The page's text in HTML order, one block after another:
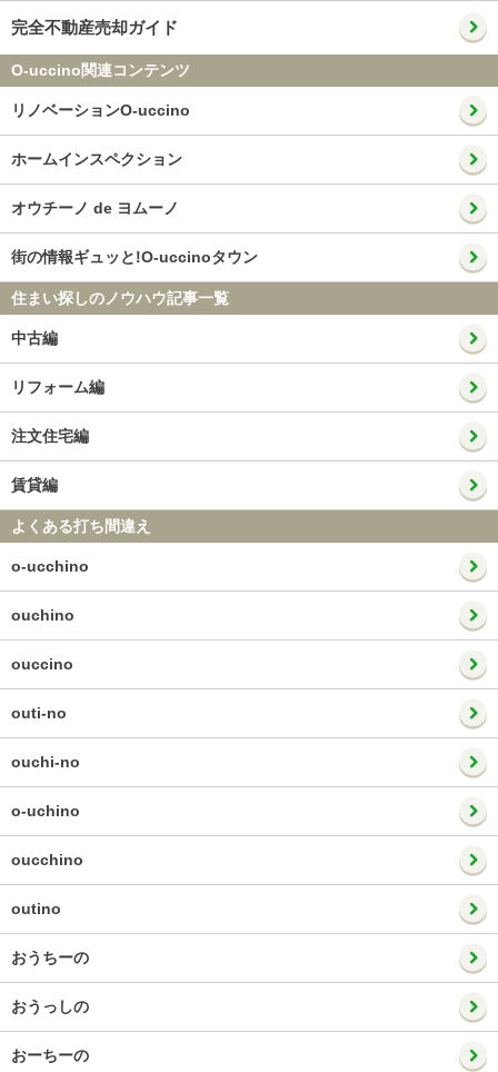
完全不動産売却ガイド
O-uccino関連コンテンツ
リノベーションO-uccino
ホームインスペクション
オウチーノ de ヨムーノ
街の情報ギュッと!O-uccinoタウン
住まい探しのノウハウ記事一覧
中古編
リフォーム編
注文住宅編
賃貸編
よくある打ち間違え
o-ucchino
ouchino
ouccino
outi-no
ouchi-no
o-uchino
oucchino
outino
おうちーの
おうっしの
おーちーの